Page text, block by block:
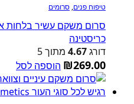
טיפוח פנים, סרומים
כריסטינה
דורג4.67 מתוך 5
₪269.00 הוספה לסל